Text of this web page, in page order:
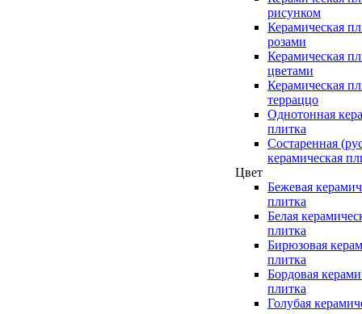
рисунком
Керамическая
розами
Керамическая
цветами
Керамическая
терраццо
Однотонная
плитка
Состаренная
керамическая
Цвет
Бежевая
плитка
Белая
плитка
Бирюзовая
плитка
Бордовая
плитка
Голубая